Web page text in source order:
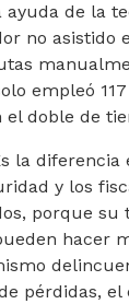
de la
no
empleó
doble de
la
y los
porque su
hacer
pérdidas,